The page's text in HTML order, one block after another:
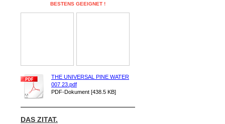
BESTENS GEEIGNET !
THE UNIVERSAL PINE WATER
007 23.pdf
PDF-Dokument [438.5 KB]
DAS ZITAT.